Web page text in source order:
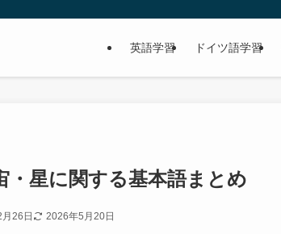
英語学習 ドイツ語学習
・星に関する基本語まとめ
26日 2026年5月20日